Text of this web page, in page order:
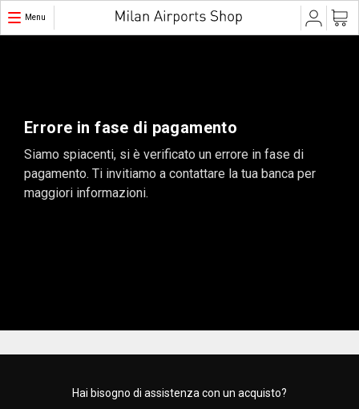
Menu
Errore in fase di pagamento
Siamo spiacenti, si è verificato un errore in fase di
pagamento. Ti invitiamo a contattare la tua banca per
maggiori informazioni.
Hai bisogno di assistenza con un acquisto?